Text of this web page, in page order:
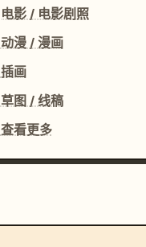
电影 / 电影剧照
动漫 / 漫画
插画
草图 / 线稿
查看更多